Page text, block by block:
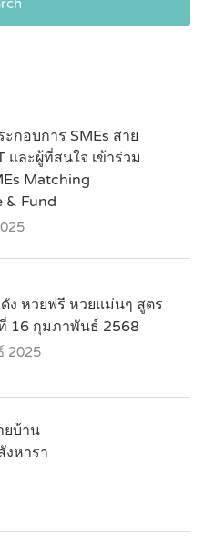
กอบการ SMEs สาย
และผู้ที่สนใจ เข้าร่วม
Matching
& Fund
ดัง หวยฟรี หวยแม่นๆ สูตร
16 กุมภาพันธ์ 2568
2025
ยบ้าน
งหารา